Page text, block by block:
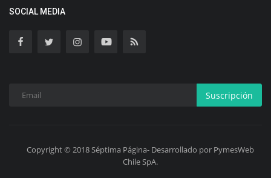
SOCIAL MEDIA
Suscripción
Copyright © 2018 Séptima Página- Desarrollado por PymesWeb
Chile SpA.